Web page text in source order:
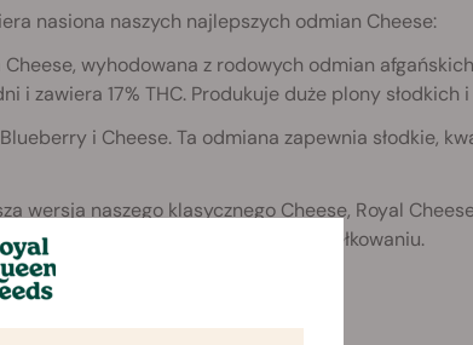
nasiona naszych najlepszych odmian Cheese:
wyhodowana z rodowych odmian
zawiera 17% THC. Produkuje duże plony słodkich
i Cheese. Ta odmiana zapewnia słodkie,
wersja naszego klasycznego Cheese, Royal
gotowymi w 11–12 tygodni po wykiełkowaniu.